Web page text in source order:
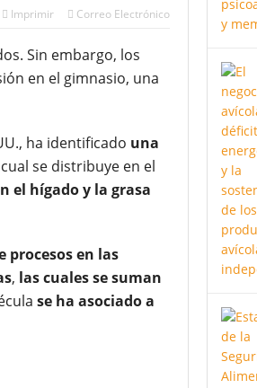
Imprimir Correo Electrónico
Sin embargo, los
en el gimnasio, una
ha identificado una
se distribuye en el
el hígado y la grasa
procesos en las
, las cuales se suman
se ha asociado a